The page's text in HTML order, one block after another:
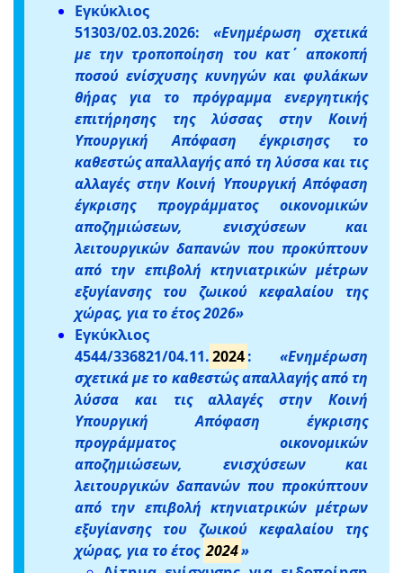
Εγκύκλιος
51303/02.03.2026: «Ενημέρωση σχετικά
με την τροποποίηση του κατ΄ αποκοπή
ποσού ενίσχυσης κυνηγών και φυλάκων
θήρας για το πρόγραμμα ενεργητικής
επιτήρησης της λύσσας στην Κοινή
Υπουργική Απόφαση έγκρισησς το
καθεστώς απαλλαγής από τη λύσσα και τις
αλλαγές στην Κοινή Υπουργική Απόφαση
έγκρισης προγράμματος οικονομικών
αποζημιώσεων, ενισχύσεων και
λειτουργικών δαπανών που προκύπτουν
από την επιβολή κτηνιατρικών μέτρων
εξυγίανσης του ζωικού κεφαλαίου της
χώρας, για το έτος 2026»
Εγκύκλιος
4544/336821/04.11.2024: «Ενημέρωση
σχετικά με το καθεστώς απαλλαγής από τη
λύσσα και τις αλλαγές στην Κοινή
Υπουργική Απόφαση έγκρισης
προγράμματος οικονομικών
αποζημιώσεων, ενισχύσεων και
λειτουργικών δαπανών που προκύπτουν
από την επιβολή κτηνιατρικών μέτρων
εξυγίανσης του ζωικού κεφαλαίου της
χώρας, για το έτος 2024»